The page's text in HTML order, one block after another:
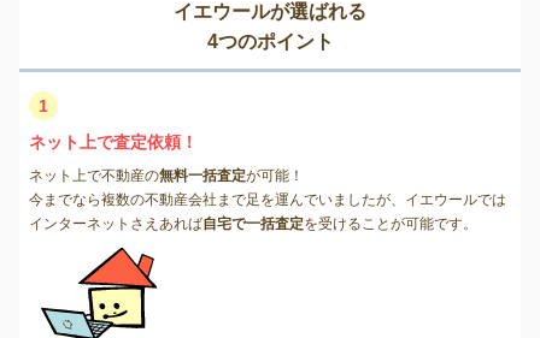
イエウールが選ばれる
4つのポイント
1
ネット上で査定依頼！
ネット上で不動産の無料一括査定が可能！
今までなら複数の不動産会社まで足を運んでいましたが、イエウールでは
インターネットさえあれば自宅で一括査定を受けることが可能です。